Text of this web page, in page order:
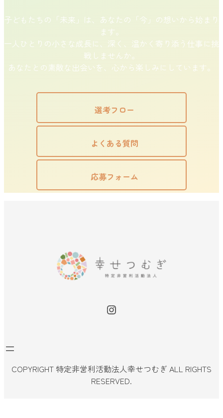
子どもたちの「未来」は、あなたの「今」の想いから始まり
ます。
一人ひとりの小さな成長に、深く、温かく寄り添う仕事に挑
戦しませんか。
あなたとの素敵な出会いを、心から楽しみにしています。
選考フロー
よくある質問
応募フォーム
Instagram
COPYRIGHT 特定非営利活動法人幸せつむぎ ALL RIGHTS
RESERVED.